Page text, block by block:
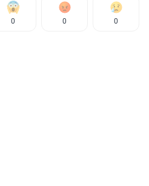
0 0 0